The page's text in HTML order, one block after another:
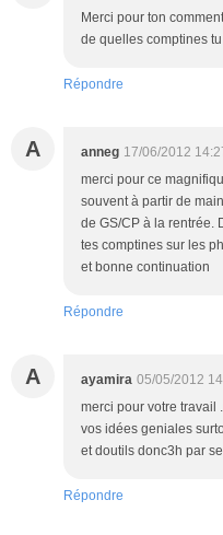
Merci pour ton
de quelles comptines
Répondre
A anneg 17/06/2012
merci pour ce
souvent à partir de
de GS/CP à la rentrée.
tes comptines sur les
et bonne continuation
Répondre
A ayamira 05/05/2012
merci pour votre travail
vos idées geniales
et doutils donc3h par
Répondre